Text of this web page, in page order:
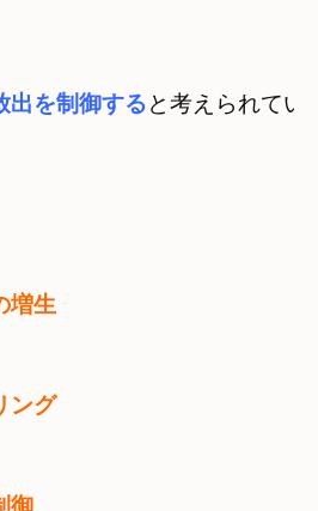
出を制御すると考えられてい
増生
ング
御